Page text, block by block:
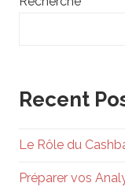
Recent
Le Rôle du
Préparer vos